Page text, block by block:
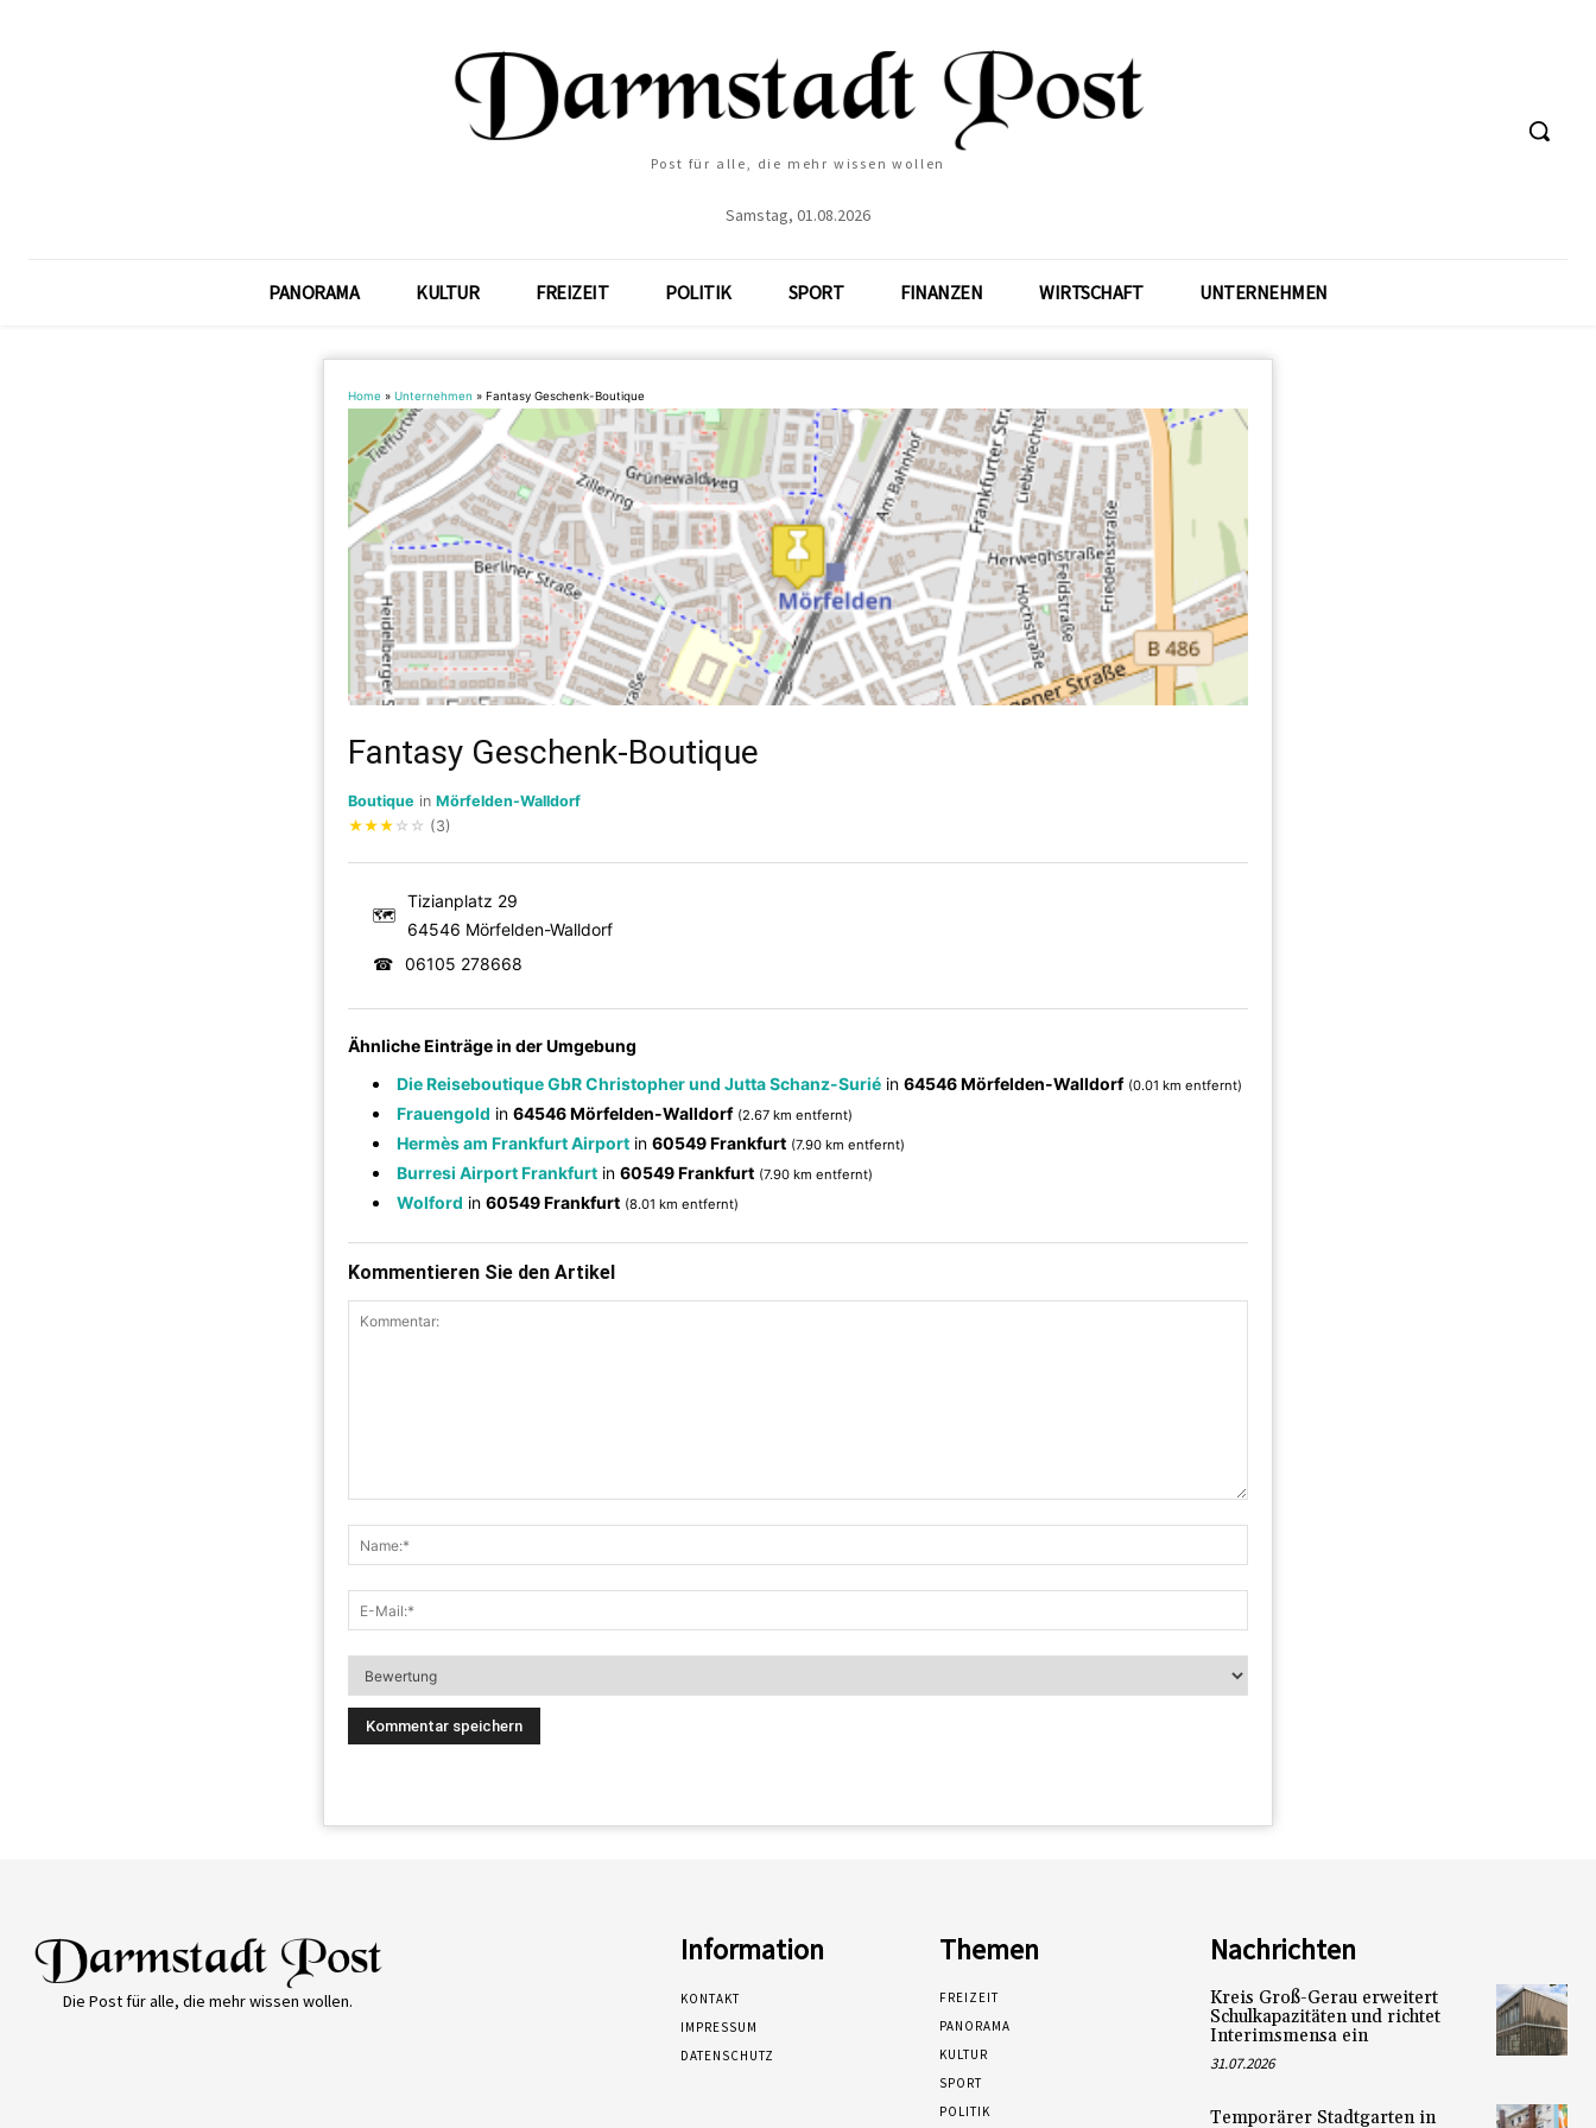
Post für alle, die mehr wissen wollen
Samstag, 01.08.2026
PANORAMA KULTUR FREIZEIT POLITIK SPORT FINANZEN WIRTSCHAFT UNTERNEHMEN
Home » Unternehmen » Fantasy Geschenk-Boutique
Fantasy Geschenk-Boutique
Boutique in Mörfelden-Walldorf
★★★ ☆ ☆ (3)
🗺
Tizianplatz 29
64546 Mörfelden-Walldorf
☎ 06105 278668
Ähnliche Einträge in der Umgebung
Die Reiseboutique GbR Christopher und Jutta Schanz-Surié in 64546 Mörfelden-Walldorf (0.01 km entfernt)
Frauengold in 64546 Mörfelden-Walldorf (2.67 km entfernt)
Hermès am Frankfurt Airport in 60549 Frankfurt (7.90 km entfernt)
Burresi Airport Frankfurt in 60549 Frankfurt (7.90 km entfernt)
Wolford in 60549 Frankfurt (8.01 km entfernt)
Kommentieren Sie den Artikel
Die Post für alle, die mehr wissen wollen.
Information
KONTAKT
IMPRESSUM
DATENSCHUTZ
Themen
FREIZEIT
PANORAMA
KULTUR
SPORT
POLITIK
Nachrichten
Kreis Groß-Gerau erweitert
Schulkapazitäten und richtet
Interimsmensa ein
31.07.2026
Temporärer Stadtgarten in